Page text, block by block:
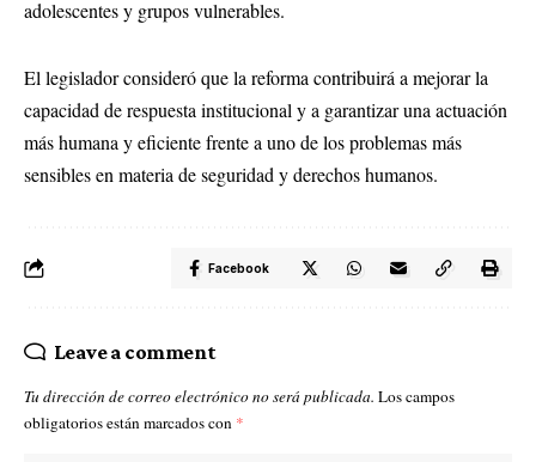
adolescentes y grupos vulnerables.
El legislador consideró que la reforma contribuirá a mejorar la
capacidad de respuesta institucional y a garantizar una actuación
más humana y eficiente frente a uno de los problemas más
sensibles en materia de seguridad y derechos humanos.
Facebook
Leave a comment
Tu dirección de correo electrónico no será publicada. Los campos
obligatorios están marcados con *